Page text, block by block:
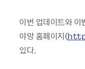
이번 업데이트와 이
야망 홈페이지(
있다.